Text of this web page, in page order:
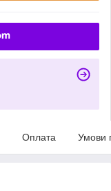
Оплата Умови